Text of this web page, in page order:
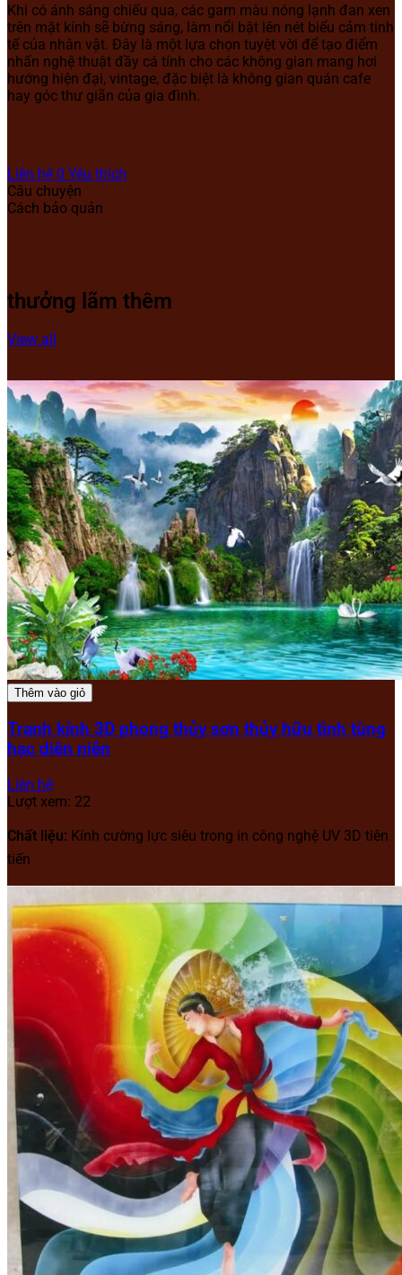
Khi có ánh sáng chiếu qua, các gam màu nóng lạnh đan xen
trên mặt kính sẽ bừng sáng, làm nổi bật lên nét biểu cảm tinh
tế của nhân vật. Đây là một lựa chọn tuyệt vời để tạo điểm
nhấn nghệ thuật đầy cá tính cho các không gian mang hơi
hướng hiện đại, vintage, đặc biệt là không gian quán cafe
hay góc thư giãn của gia đình.
Liên hệ 0 Yêu thích
Câu chuyện
Cách bảo quản
thưởng lãm thêm
View all
Thêm vào giỏ
Tranh kính 3D phong thủy sơn thủy hữu tình tùng
hạc diên niên
Liên hệ
Lượt xem: 22
Chất liệu: Kính cường lực siêu trong in công nghệ UV 3D tiên
tiến